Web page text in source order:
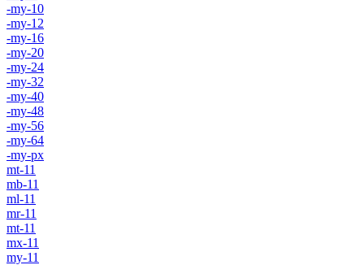
-my-10
-my-12
-my-16
-my-20
-my-24
-my-32
-my-40
-my-48
-my-56
-my-64
-my-px
mt-11
mb-11
ml-11
mr-11
mt-11
mx-11
my-11